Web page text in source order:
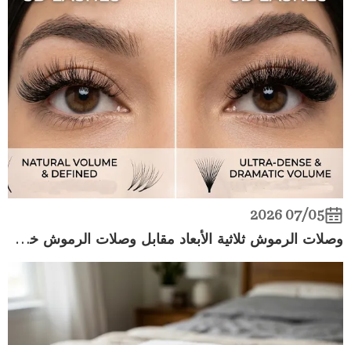
07/05 2026
وصلات الرموش ثلاثية الأبعاد مقابل وصلات الرموش خماسية الأبعاد: أي الرموش أفضل من حيث الحجم؟